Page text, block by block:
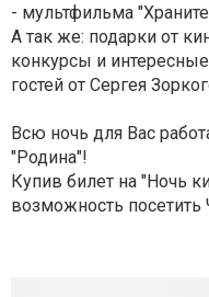
- мультфильма
А так же: подарки от
конкурсы и
гостей от Сергея
Всю ночь для Вас
"Родина"!
Купив билет на "Ночь
возможность посетить